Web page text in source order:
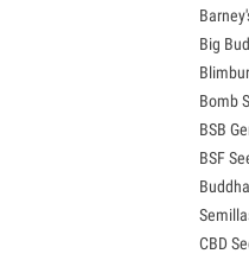
Big
Bomb
BSB
BSF
CBD